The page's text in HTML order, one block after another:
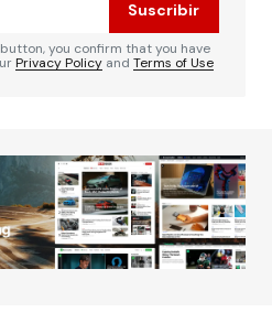
Suscribir
you confirm that you have
Privacy Policy and Terms of Use